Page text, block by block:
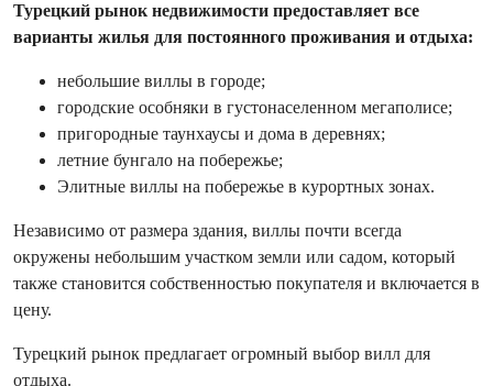
Турецкий рынок недвижимости предоставляет все
варианты жилья для постоянного проживания и отдыха:
небольшие виллы в городе;
городские особняки в густонаселенном мегаполисе;
пригородные таунхаусы и дома в деревнях;
летние бунгало на побережье;
Элитные виллы на побережье в курортных зонах.
Независимо от размера здания, виллы почти всегда
окружены небольшим участком земли или садом, который
также становится собственностью покупателя и включается в
цену.
Турецкий рынок предлагает огромный выбор вилл для
отдыха.